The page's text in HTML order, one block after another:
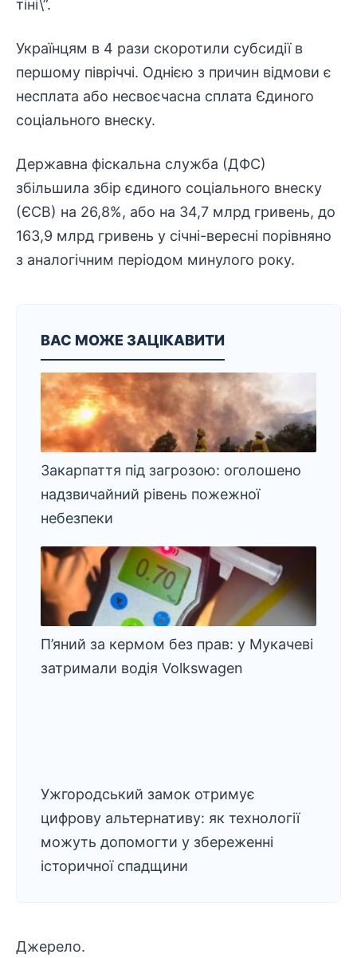
тіні\”.
Українцям в 4 рази скоротили субсидії в
першому півріччі. Однією з причин відмови є
несплата або несвоєчасна сплата Єдиного
соціального внеску.
Державна фіскальна служба (ДФС)
збільшила збір єдиного соціального внеску
(ЄСВ) на 26,8%, або на 34,7 млрд гривень, до
163,9 млрд гривень у січні-вересні порівняно
з аналогічним періодом минулого року.
ВАС МОЖЕ ЗАЦІКАВИТИ
Закарпаття під загрозою: оголошено
надзвичайний рівень пожежної
небезпеки
П’яний за кермом без прав: у Мукачеві
затримали водія Volkswagen
Ужгородський замок отримує
цифрову альтернативу: як технології
можуть допомогти у збереженні
історичної спадщини
Джерело.